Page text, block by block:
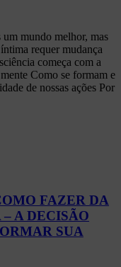
um mundo melhor, mas
requer mudança
começa com a
Como se formam e
de nossas ações Por
FAZER DA
A DECISÃO
SUA